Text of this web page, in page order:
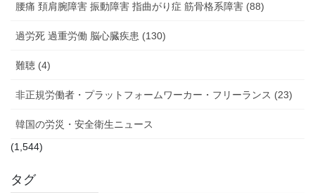
腰痛 頚肩腕障害 振動障害 指曲がり症 筋骨格系障害 (88)
過労死 過重労働 脳心臓疾患 (130)
難聴 (4)
非正規労働者・プラットフォームワーカー・フリーランス (23)
韓国の労災・安全衛生ニュース
(1,544)
タグ